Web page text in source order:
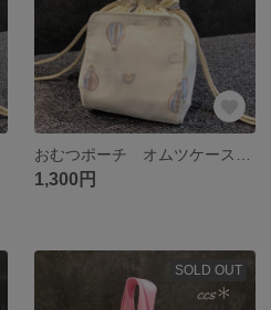
1,300円
SOLD OUT